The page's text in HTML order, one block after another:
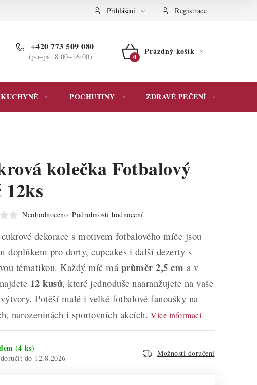
Podmínky ochrany osobních údajů Přihlášení Registrace
+420 773 509 080
(po–pá: 8:00–16:00)
NÁKUPNÍ
Prázdný košík
POCHUTINY ZDRAVÉ PEČENÍ
kolečka Fotbalový
Neohodnoceno Podrobnosti hodnocení
dekorace s motivem fotbalového míče jsou
doplňkem pro dorty, cupcakes i další dezerty s
tématikou. Každý míč má průměr 2,5 cm a v
12 kusů, které jednoduše naaranžujete na vaše
Potěší malé i velké fotbalové fanoušky na
narozeninách i sportovních akcích. Více informací
(4 ks)
12.8.2026
Možnosti doručení